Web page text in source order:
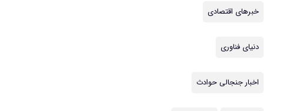
خبرهای اقتصادی
دنیای فناوری
اخبار جنجالی حوادث